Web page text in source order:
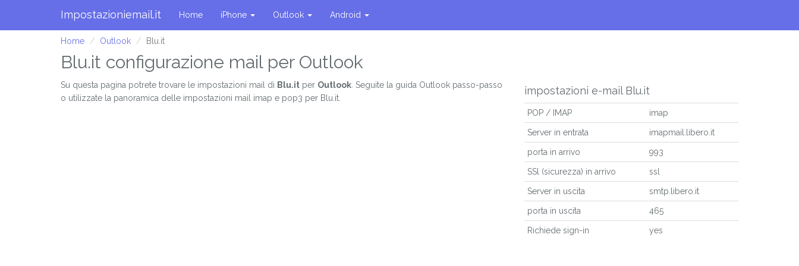
Impostazioniemail.it Home iPhone Outlook Android
Home Outlook Blu.it
Blu.it configurazione mail per Outlook
Su questa pagina potrete trovare le impostazioni mail di Blu.it per Outlook . Seguite la guida Outlook passo-passo
o utilizzate la panoramica delle impostazioni mail imap e pop3 per Blu.it.
impostazioni e-mail Blu.it
POP / IMAP imap
Server in entrata imapmail.libero.it
porta in arrivo 993
SSl (sicurezza) in arrivo ssl
Server in uscita smtp.libero.it
porta in uscita 465
Richiede sign-in yes